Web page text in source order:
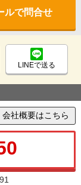
ルで問合せ
LINEで送る
会社概要はこちら